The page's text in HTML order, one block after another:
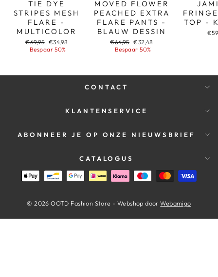
TIE DYE
STRIPES MESH
FLARE -
MULTICOLOR
Adviesprijs
€69,95 Aanbiedingsprijs
€34,98
Bespaar 50%
MOVED FLOWER
PEACHED EXTRA
FLARE PANTS -
BLAUW DESSIN
Adviesprijs
€64,95 Aanbiedingsprijs
€32,48
Bespaar 50%
TOP -
CONTACT
KLANTENSERVICE
ABONNEER JE OP ONZE NIEUWSBRIEF
CATALOGUS
© 2026 OOTD Fashion Store - Webshop doorWebamigo